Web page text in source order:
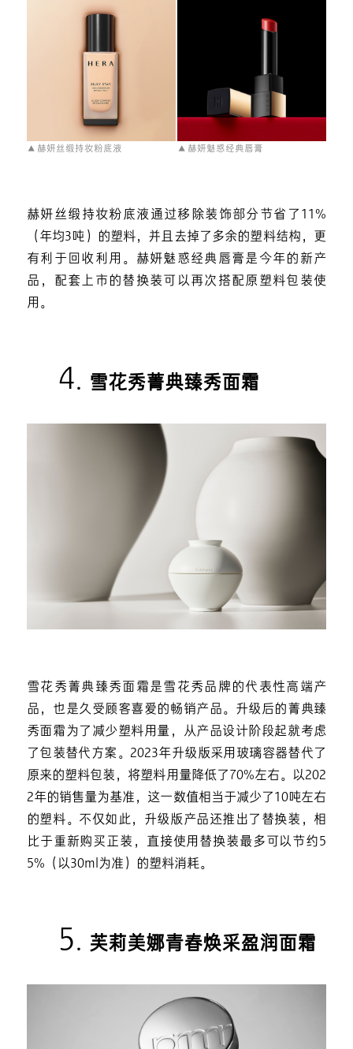
▲ 赫妍丝缎持妆粉底液 ▲ 赫妍魅惑经典唇膏
赫妍丝缎持妆粉底液通过移除装饰部分节省了11%
（年均3吨）的塑料，并且去掉了多余的塑料结构，更
有利于回收利用。赫妍魅惑经典唇膏是今年的新产
品，配套上市的替换装可以再次搭配原塑料包装使
用。
4. 雪花秀菁典臻秀面霜
雪花秀菁典臻秀面霜是雪花秀品牌的代表性高端产
品，也是久受顾客喜爱的畅销产品。升级后的菁典臻
秀面霜为了减少塑料用量，从产品设计阶段起就考虑
了包装替代方案。2023年升级版采用玻璃容器替代了
原来的塑料包装，将塑料用量降低了70%左右。以202
2年的销售量为基准，这一数值相当于减少了10吨左右
的塑料。不仅如此，升级版产品还推出了替换装，相
比于重新购买正装，直接使用替换装最多可以节约5
5%（以30ml为准）的塑料消耗。
5. 芙莉美娜青春焕采盈润面霜